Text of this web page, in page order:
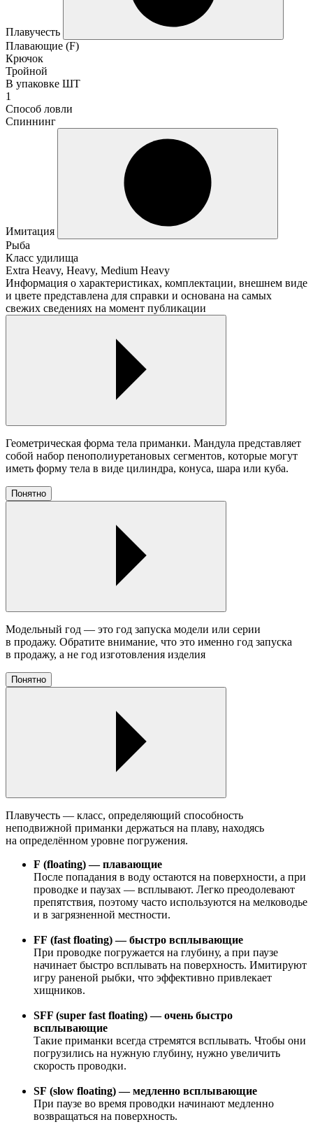
Плавучесть
Плавающие (F)
Крючок
Тройной
В упаковке ШТ
1
Способ ловли
Спиннинг
Имитация
Рыба
Класс удилища
Extra Heavy, Heavy, Medium Heavy
Информация о характеристиках, комплектации, внешнем виде
и цвете представлена для справки и основана на самых
свежих сведениях на момент публикации
Геометрическая форма тела приманки. Мандула представляет
собой набор пенополиуретановых сегментов, которые могут
иметь форму тела в виде цилиндра, конуса, шара или куба.
Понятно
Модельный год — это год запуска модели или серии
в продажу. Обратите внимание, что это именно год запуска
в продажу, а не год изготовления изделия
Понятно
Плавучесть — класс, определяющий способность
неподвижной приманки держаться на плаву, находясь
на определённом уровне погружения.
F (floating) — плавающие
После попадания в воду остаются на поверхности, а при
проводке и паузах — всплывают. Легко преодолевают
препятствия, поэтому часто используются на мелководье
и в загрязненной местности.
FF (fast floating) — быстро всплывающие
При проводке погружается на глубину, а при паузе
начинает быстро всплывать на поверхность. Имитируют
игру раненой рыбки, что эффективно привлекает
хищников.
SFF (super fast floating) — очень быстро
всплывающие
Такие приманки всегда стремятся всплывать. Чтобы они
погрузились на нужную глубину, нужно увеличить
скорость проводки.
SF (slow floating) — медленно всплывающие
При паузе во время проводки начинают медленно
возвращаться на поверхность.